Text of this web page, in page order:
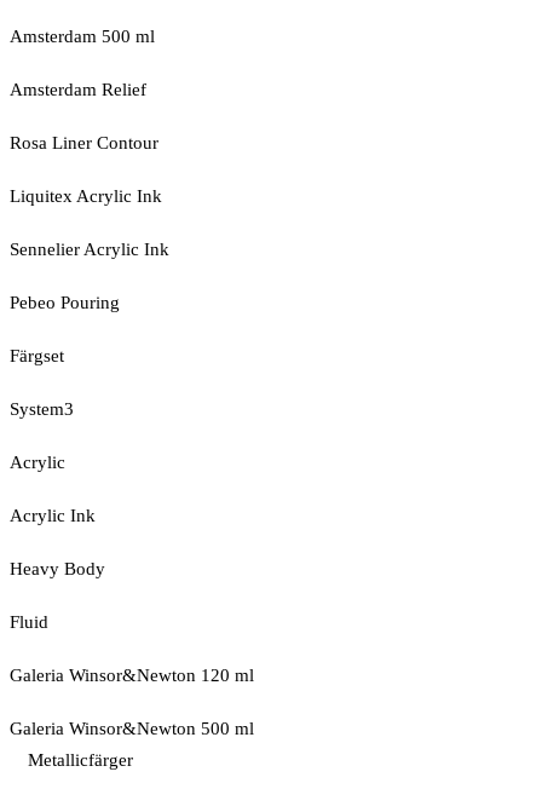
Amsterdam 500 ml
Amsterdam Relief
Rosa Liner Contour
Liquitex Acrylic Ink
Sennelier Acrylic Ink
Pebeo Pouring
Färgset
System3
Acrylic
Acrylic Ink
Heavy Body
Fluid
Galeria Winsor&Newton 120 ml
Galeria Winsor&Newton 500 ml
Metallicfärger